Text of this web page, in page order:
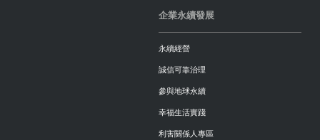
企業永續發展
永續經營
誠信可靠治理
參與地球永續
幸福生活實踐
利害關係人專區